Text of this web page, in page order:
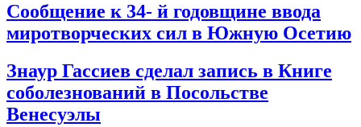
Сообщение к 34- й годовщине ввода
миротворческих сил в Южную Осетию
Знаур Гассиев сделал запись в Книге
соболезнований в Посольстве
Венесуэлы